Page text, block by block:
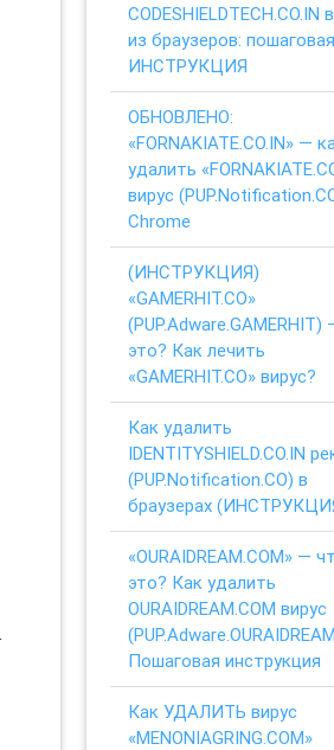
CODESHIELDTECH.CO.IN
из браузеров: пошаговая
ИНСТРУКЦИЯ
ОБНОВЛЕНО:
«FORNAKIATE.CO.IN» —
удалить
вирус
Chrome
(ИНСТРУКЦИЯ)
«GAMERHIT.CO»
(PUP.Adware.GAMERHIT)
это? Как лечить
«GAMERHIT.CO» вирус?
Как удалить
IDENTITYSHIELD.CO.IN
(PUP.Notification.CO) в
браузерах
«OURAIDREAM.COM» —
это? Как удалить
OURAIDREAM.COM вирус
Пошаговая инструкция
Как УДАЛИТЬ вирус
«MENONIAGRING.COM»